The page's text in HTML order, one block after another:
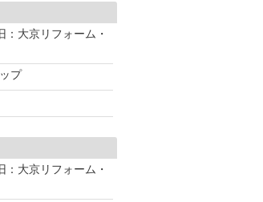
：大京リフォーム・
プ
：大京リフォーム・